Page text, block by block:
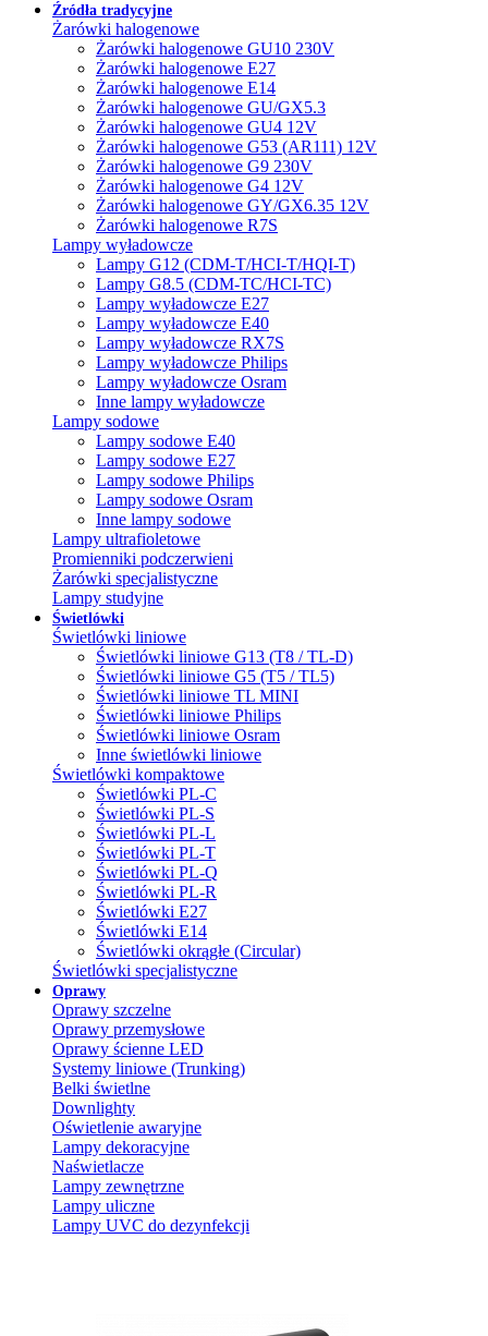
Źródła tradycyjne
Żarówki halogenowe
Żarówki halogenowe GU10 230V
Żarówki halogenowe E27
Żarówki halogenowe E14
Żarówki halogenowe GU/GX5.3
Żarówki halogenowe GU4 12V
Żarówki halogenowe G53 (AR111) 12V
Żarówki halogenowe G9 230V
Żarówki halogenowe G4 12V
Żarówki halogenowe GY/GX6.35 12V
Żarówki halogenowe R7S
Lampy wyładowcze
Lampy G12 (CDM-T/HCI-T/HQI-T)
Lampy G8.5 (CDM-TC/HCI-TC)
Lampy wyładowcze E27
Lampy wyładowcze E40
Lampy wyładowcze RX7S
Lampy wyładowcze Philips
Lampy wyładowcze Osram
Inne lampy wyładowcze
Lampy sodowe
Lampy sodowe E40
Lampy sodowe E27
Lampy sodowe Philips
Lampy sodowe Osram
Inne lampy sodowe
Lampy ultrafioletowe
Promienniki podczerwieni
Żarówki specjalistyczne
Lampy studyjne
Świetlówki
Świetlówki liniowe
Świetlówki liniowe G13 (T8 / TL-D)
Świetlówki liniowe G5 (T5 / TL5)
Świetlówki liniowe TL MINI
Świetlówki liniowe Philips
Świetlówki liniowe Osram
Inne świetlówki liniowe
Świetlówki kompaktowe
Świetlówki PL-C
Świetlówki PL-S
Świetlówki PL-L
Świetlówki PL-T
Świetlówki PL-Q
Świetlówki PL-R
Świetlówki E27
Świetlówki E14
Świetlówki okrągłe (Circular)
Świetlówki specjalistyczne
Oprawy
Oprawy szczelne
Oprawy przemysłowe
Oprawy ścienne LED
Systemy liniowe (Trunking)
Belki świetlne
Downlighty
Oświetlenie awaryjne
Lampy dekoracyjne
Naświetlacze
Lampy zewnętrzne
Lampy uliczne
Lampy UVC do dezynfekcji